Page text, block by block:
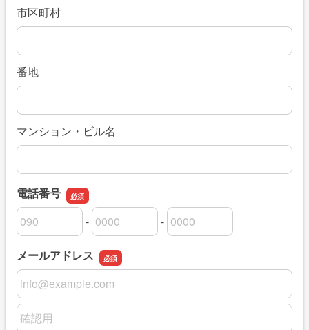
市区町村
番地
マンション・ビル名
電話番号
電話番号の市外局番
-
電話番号の市内局番 -
電話番号の加入者番号
メールアドレス
メールアドレス
メールアドレスの確認用